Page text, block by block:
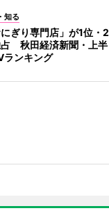
知る
にぎり専門店」が1位・2
秋田経済新聞・上半
ランキング